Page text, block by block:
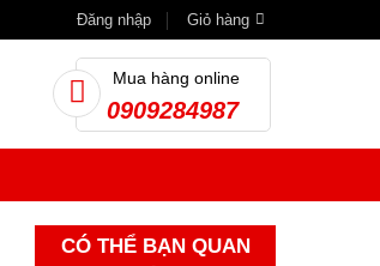
Đăng nhập Giỏ hàng
Mua hàng online
0909284987
CÓ THỂ BẠN QUAN